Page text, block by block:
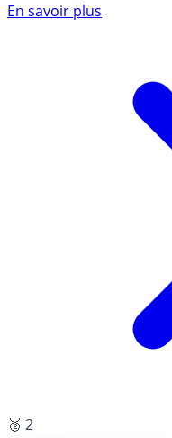
En savoir plus
🥈 2